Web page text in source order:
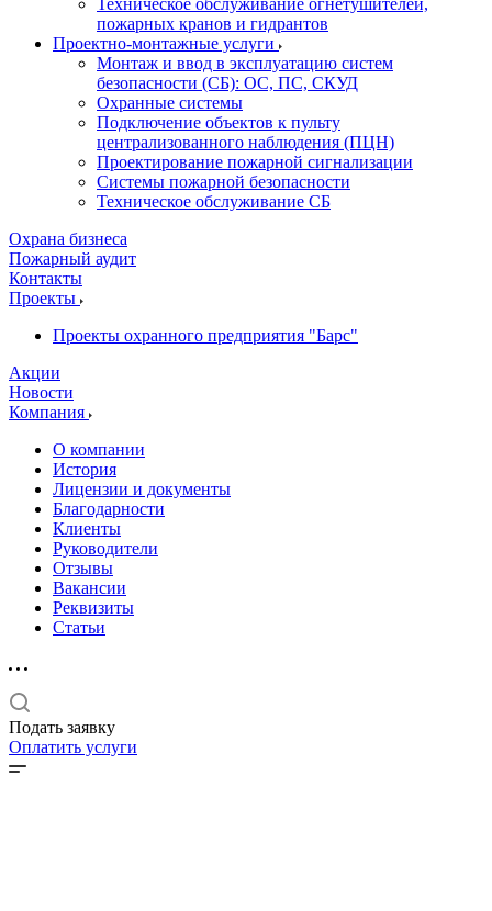
Техническое обслуживание огнетушителей,
пожарных кранов и гидрантов
Проектно-монтажные услуги
Монтаж и ввод в эксплуатацию систем
безопасности (СБ): ОС, ПС, СКУД
Охранные системы
Подключение объектов к пульту
централизованного наблюдения (ПЦН)
Проектирование пожарной сигнализации
Системы пожарной безопасности
Техническое обслуживание СБ
Охрана бизнеса
Пожарный аудит
Контакты
Проекты
Проекты охранного предприятия "Барс"
Акции
Новости
Компания
О компании
История
Лицензии и документы
Благодарности
Клиенты
Руководители
Отзывы
Вакансии
Реквизиты
Статьи
Подать заявку
Оплатить услуги